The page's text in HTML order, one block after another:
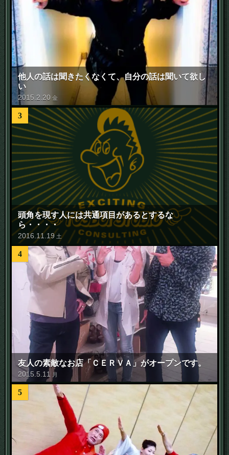
他人の話は聞きたくなくて、自分の話は聞いて欲し
い
2015 2 20 金
3
頭角を現す人には共通項目があるとするな
ら・・・・
2016 11 19 土
4
友人の素敵なお店「ＣＥＲＶＡ」がオープンです。
2015 5 11 月
5